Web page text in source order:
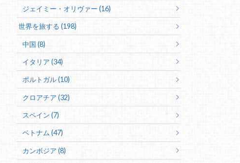
ジェイミー・オリヴァー (16)
世界を旅する (198)
中国 (8)
イタリア (34)
ポルトガル (10)
クロアチア (32)
スペイン (7)
ベトナム (47)
カンボジア (8)